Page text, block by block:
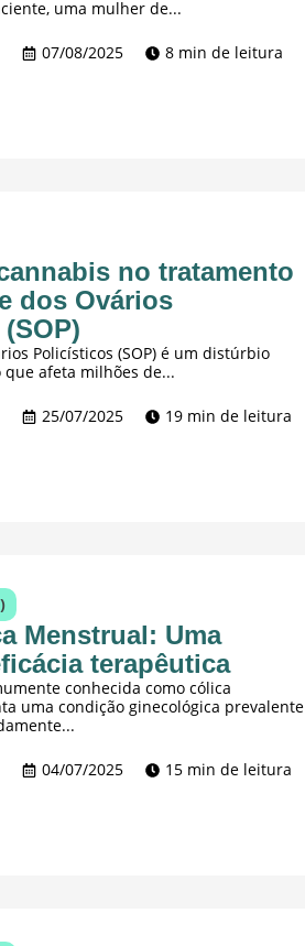
uma mulher de...
07/08/2025 8 min de leitura
no tratamento
dos Ovários
Policísticos (SOP) é um distúrbio
afeta milhões de...
25/07/2025 19 min de leitura
Menstrual: Uma
terapêutica
conhecida como cólica
uma condição ginecológica prevalente
04/07/2025 15 min de leitura